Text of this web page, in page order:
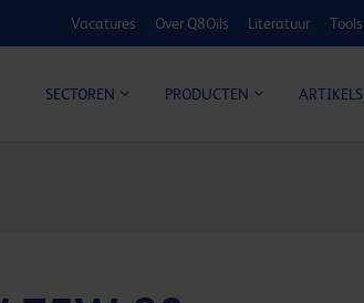
Vacatures Over Q8Oils Literatuur Tools
SECTOREN PRODUCTEN ARTIKELS